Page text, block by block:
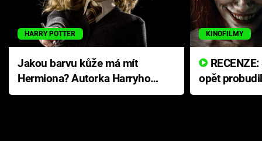
HARRY POTTER
Jakou barvu kůže má mít
Hermiona? Autorka Harryho
Pottera přišla s ráznou
KINOFILMY
opět
přichází s